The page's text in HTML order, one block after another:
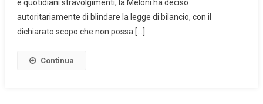
e quotidiani stravolgimenti, la Meloni ha deciso
autoritariamente di blindare la legge di bilancio, con il
dichiarato scopo che non possa […]
Continua